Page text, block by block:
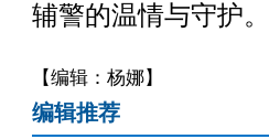
辅警的温情与守护
【编辑：杨娜】
编辑推荐